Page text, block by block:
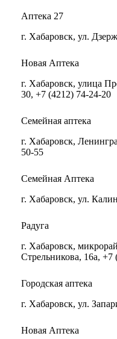
Аптека 27
г. Хабаровск, ул.
Новая Аптека
г. Хабаровск, улица
30, +7 (4212) 74-24-20
Семейная аптека
г. Хабаровск,
50-55
Семейная Аптека
г. Хабаровск, ул.
Радуга
г. Хабаровск,
Стрельникова, 16а, +7
Городская аптека
г. Хабаровск, ул.
Новая Аптека